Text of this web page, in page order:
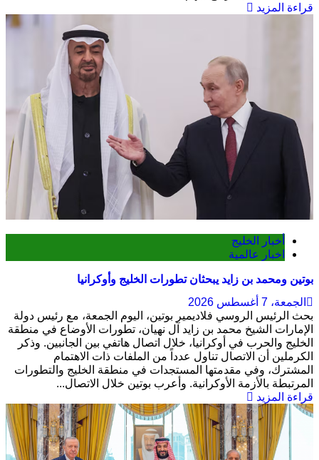
قراءة المزيد
أخبار الخليج
اخبار عالمية
بوتين ومحمد بن زايد يبحثان تطورات الخليج وأوكرانيا
الجمعة، 7 أغسطس 2026
بحث الرئيس الروسي فلاديمير بوتين، اليوم الجمعة، مع رئيس دولة
الإمارات الشيخ محمد بن زايد آل نهيان، تطورات الأوضاع في منطقة
الخليج والحرب في أوكرانيا، خلال اتصال هاتفي بين الجانبين. وذكر
الكرملين أن الاتصال تناول عدداً من الملفات ذات الاهتمام
المشترك، وفي مقدمتها المستجدات في منطقة الخليج والتطورات
المرتبطة بالأزمة الأوكرانية. وأعرب بوتين خلال الاتصال...
قراءة المزيد